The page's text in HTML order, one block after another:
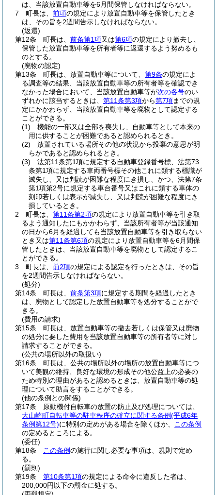
は、当該放置自動車等を6月間保管しなければならない。
7
町長は、 前項の規定により放置自動車等を保管したとき
は、その旨を2週間告示しなければならない。
(返還)
第12条
町長は、 前条第1項又は第6項の規定により撤去し、
保管した放置自動車等を所有者等に返還するよう努めるも
のとする。
(廃物の認定)
第13条
町長は、放置自動車等について、 第9条の規定によ
る調査等の結果、当該放置自動車等の所有者等を確認でき
なかった場合において、当該放置自動車等が次の各号のい
ずれかに該当するときは、 第11条第3項から第7項までの規
定にかかわらず、当該放置自動車等を廃物として認定する
ことができる。
(1)
機能の一部又は全部を喪失し、自動車等として本来の
用に供することが困難であると認められるとき。
(2)
放置されている場所その他の状況から投棄の意思が明
らかであると認められるとき。
(3)
法第11条第1項に規定する自動車登録番号標、法第73
条第1項に規定する車両番号標その他これに類する標識が
滅失し、又は判読が困難な程度にき損し、かつ、法第7条
第1項第2号に規定する車台番号又はこれに類する車体の
刻印若しくは表示が滅失し、又は判読が困難な程度にき
損しているとき。
2
町長は、 第11条第2項の規定により放置自動車等を引き取
るよう通知したにもかかわらず、当該所有者等が当該通知
の日から6月を経過しても当該放置自動車等を引き取らない
とき又は第11条第6項の規定により放置自動車等を6月間保
管したときは、当該放置自動車等を廃物として認定するこ
とができる。
3
町長は、 前2項の規定による認定を行ったときは、その旨
を2週間告示しなければならない。
(処分)
第14条
町長は、 前条第3項に規定する期間を経過したとき
は、廃物として認定した放置自動車等を処分することがで
きる。
(費用の請求)
第15条
町長は、放置自動車等の撤去若しくは保管又は廃物
の処分に要した費用を当該放置自動車等の所有者等に対し
請求することができる。
(公共の場所以外の取扱い)
第16条
町長は、公共の場所以外の場所の放置自動車等につ
いて美観の維持、良好な環境の形成その他公益上の必要の
ため特別の理由があると認めるときは、放置自動車等の処
理について助言をすることができる。
(他の条例との関係)
第17条
原動機付自転車の放置の防止及び処理については、
大山崎町自転車等の駐車秩序の確立に関する条例(平成6年
条例第12号)に特別の定めがある場合を除くほか、
この条例
の定めるところによる。
(委任)
第18条
この条例の施行に関し必要な事項は、規則で定め
る。
(罰則)
第19条
第10条第1項の規定による命令に違反した者は、
200,000円以下の罰金に処する。